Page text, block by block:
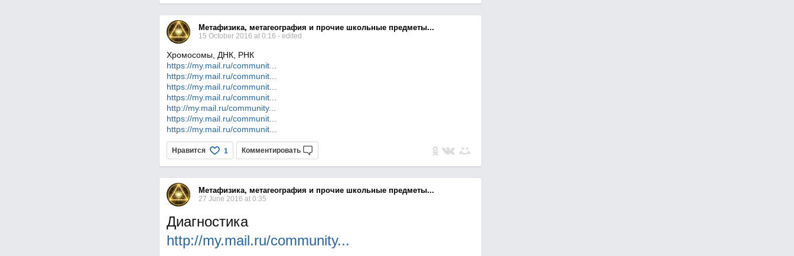
Метафизика, метагеография и прочие школьные предметы...
15 October 2016 at 0:16 - edited
Хромосомы, ДНК, РНК
https://my.mail.ru/communit...
https://my.mail.ru/communit...
https://my.mail.ru/communit...
https://my.mail.ru/communit...
http://my.mail.ru/community...
https://my.mail.ru/communit...
https://my.mail.ru/communit...
Нравится 1 Комментировать
Метафизика, метагеография и прочие школьные предметы...
27 June 2016 at 0:35
Диагностика
http://my.mail.ru/community...